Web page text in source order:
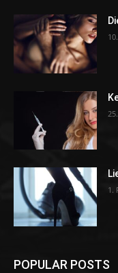
1.
POPULAR POSTS